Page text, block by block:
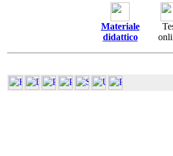
Materiale
didattico